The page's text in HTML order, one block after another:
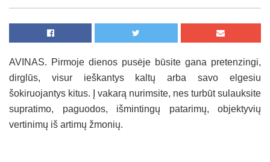
AVINAS. Pirmoje dienos pusėje būsite gana pretenzingi,
dirglūs, visur ieškantys kaltų arba savo elgesiu
šokiruojantys kitus. Į vakarą nurimsite, nes turbūt sulauksite
supratimo, paguodos, išmintingų patarimų, objektyvių
vertinimų iš artimų žmonių.